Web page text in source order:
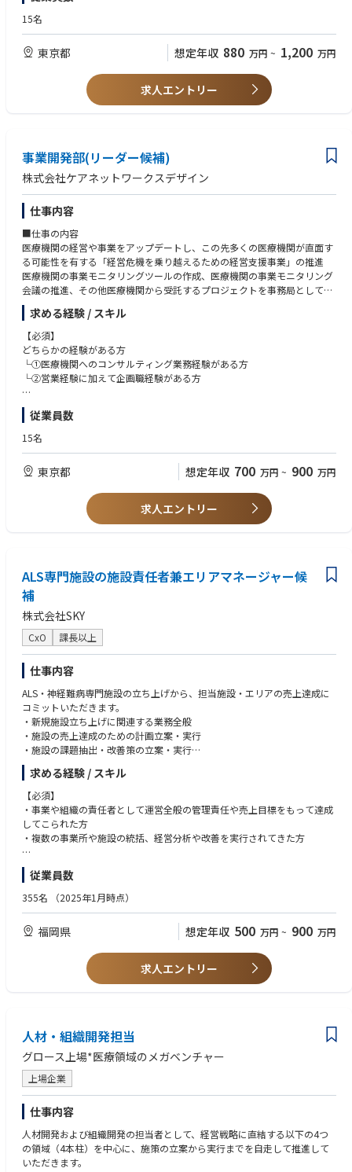
人材紹介等のマッチングビジネスの経験がある方
人材領域での業務経験がある方
■求める人物像
・求人票とのカスタマをマッチングするのではなく、医療機関の思いとカ
・指示待ちではなく、主体性に事業づくりに取り組める方
・誰かの役に立つという視座を超えて、社会に良い影響を与えるためにリ
ーダーシップをもって仕事に取り組みたい方
15名
東京都 想定年収 880 万円 ~ 1,200 万円
求人エントリー
事業開発部(リーダー候補)
株式会社ケアネットワークスデザイン
仕事内容
■仕事の内容
医療機関の経営や事業をアップデートし、この先多くの医療機関が直面す
る可能性を有する「経営危機を乗り越えるための経営支援事業」の推進
医療機関の事業モニタリングツールの作成、医療機関の事業モニタリング
会議の推進、その他医療機関から受託するプロジェクトを事務局として主
体的に推進 等
■今後のキャリアパスについて
事業開発部長職や経営企画部長職を目指して頂きたいと考えております
求める経験 / スキル
【必須】
どちらかの経験がある方
└①医療機関へのコンサルティング業務経験がある方
└②営業経験に加えて企画職経験がある方
医療業界に寄与したいという思いがある方
【尚可】
■求める人物像
・事業計画を策定したり、事業モニタリングを担うことに強い興味がある
・医療機関へのコンサルティング業務に興味がある方
・誰かの役に立つという視座を超えて、社会に良い影響を与えるためにリ
ーダーシップをもって仕事に取り組みたい方
従業員数
15名
東京都 想定年収 700 万円 ~ 900 万円
求人エントリー
ALS専門施設の施設責任者兼エリアマネージャー候
補
株式会社SKY
CxO 課長以上
仕事内容
ALS・神経難病専門施設の立ち上げから、担当施設・エリアの売上達成に
コミットいただきます。
・新規施設立ち上げに関連する業務全般
・施設の売上達成のための計画立案・実行
・施設の課題抽出・改善策の立案・実行
・施設職員の採用・育成
求める経験 / スキル
【必須】
・事業や組織の責任者として運営全般の管理責任や売上目標をもって達成
してこられた方
・複数の事業所や施設の統括、経営分析や改善を実行されてきた方
【尚可】
・医療・介護業界の経験
・神経難病の患者様の介護経験
従業員数
355名 （2025年1月時点）
福岡県 想定年収 500 万円 ~ 900 万円
求人エントリー
人材・組織開発担当
グロース上場*医療領域のメガベンチャー
上場企業
仕事内容
人材開発および組織開発の担当者として、経営戦略に直結する以下の4つ
の領域（4本柱）を中心に、施策の立案から実行までを自走して推進して
いただきます。